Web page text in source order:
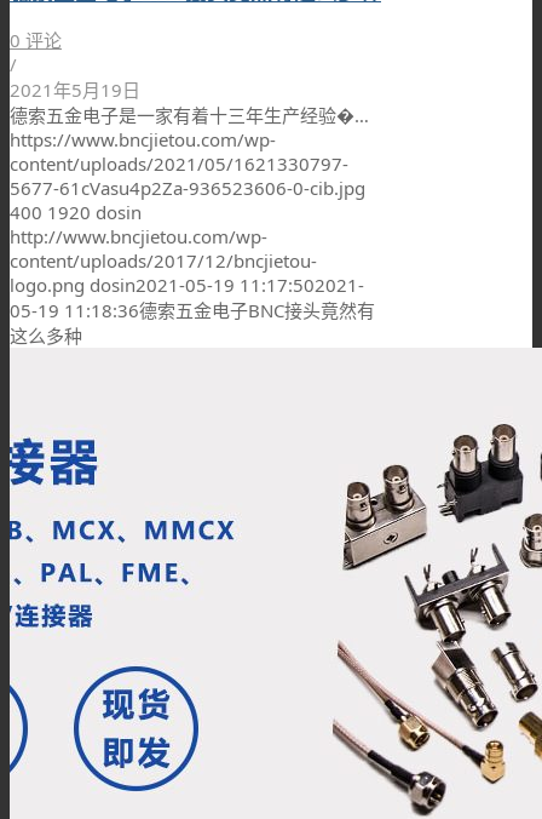
0 评论
/
2021年5月19日
德索五金电子是一家有着十三年生产经验�…
https://www.bncjietou.com/wp-
content/uploads/2021/05/1621330797-
5677-61cVasu4p2Za-936523606-0-cib.jpg
400 1920 dosin
http://www.bncjietou.com/wp-
content/uploads/2017/12/bncjietou-
logo.png dosin2021-05-19 11:17:502021-
05-19 11:18:36德索五金电子BNC接头竟然有
这么多种